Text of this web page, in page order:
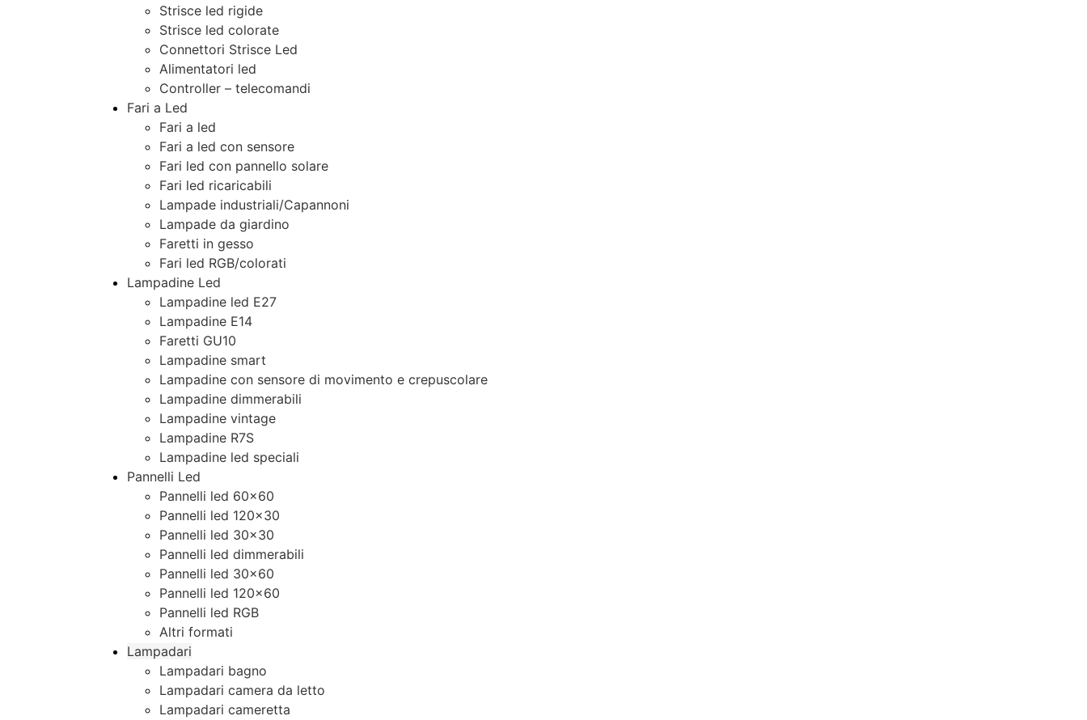
Strisce led rigide
Strisce led colorate
Connettori Strisce Led
Alimentatori led
Controller – telecomandi
Fari a Led
Fari a led
Fari a led con sensore
Fari led con pannello solare
Fari led ricaricabili
Lampade industriali/Capannoni
Lampade da giardino
Faretti in gesso
Fari led RGB/colorati
Lampadine Led
Lampadine led E27
Lampadine E14
Faretti GU10
Lampadine smart
Lampadine con sensore di movimento e crepuscolare
Lampadine dimmerabili
Lampadine vintage
Lampadine R7S
Lampadine led speciali
Pannelli Led
Pannelli led 60×60
Pannelli led 120×30
Pannelli led 30×30
Pannelli led dimmerabili
Pannelli led 30×60
Pannelli led 120×60
Pannelli led RGB
Altri formati
Lampadari
Lampadari bagno
Lampadari camera da letto
Lampadari cameretta